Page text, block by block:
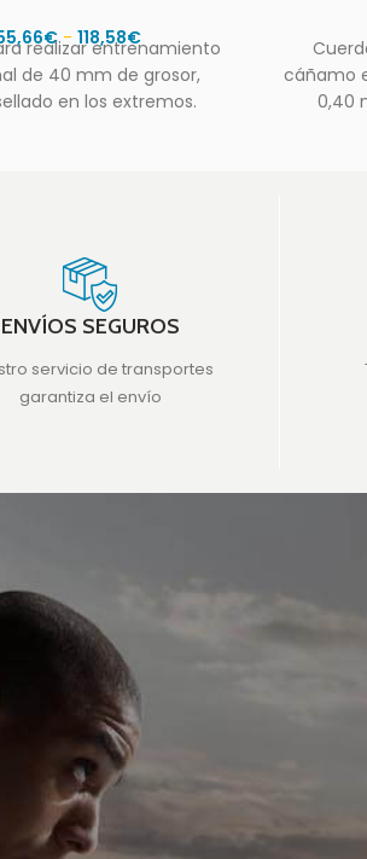
€ - 118,58€
realizar entrenamiento
de 40 mm de grosor,
en los extremos.
cáñamo
0,40
ENVÍOS SEGUROS
servicio de transportes
garantiza el envío